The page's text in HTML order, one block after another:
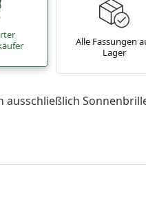
Alle Fassungen
Lager
ausschließlich